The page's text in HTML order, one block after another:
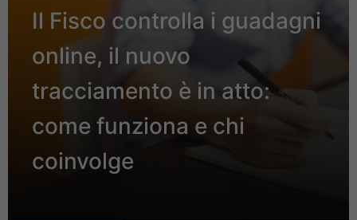
Il Fisco controlla i guadagni
online, il nuovo
tracciamento è in atto:
come funziona e chi
coinvolge